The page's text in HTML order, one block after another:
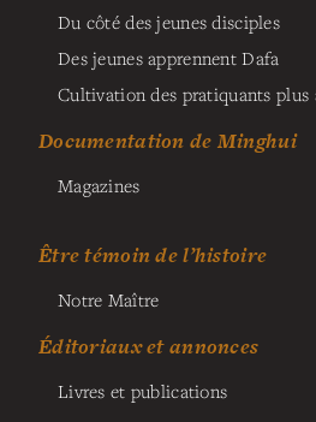
Du côté des jeunes disciples
Des jeunes apprennent Dafa
Cultivation des pratiquants plus
Documentation de Minghui
Magazines
Être témoin de l’histoire
Notre Maître
Éditoriaux et annonces
Livres et publications